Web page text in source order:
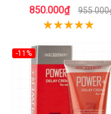
Spot
850.000₫
-11%